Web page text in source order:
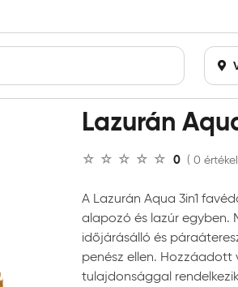
Kérjük, új rendelést már ne adjon le.
Lazurán
0 ( 0
A Lazurán Aqua 3in1
alapozó és lazúr egyben.
időjárásálló és
penész ellen.
tulajdonsággal